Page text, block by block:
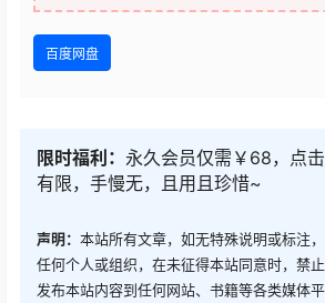
百度网盘
限时福利： 永久会员仅需￥68，点击
有限，手慢无，且用且珍惜~
声明： 本站所有文章，如无特殊说明或标注，
任何个人或组织，在未征得本站同意时，禁止
发布本站内容到任何网站、书籍等各类媒体